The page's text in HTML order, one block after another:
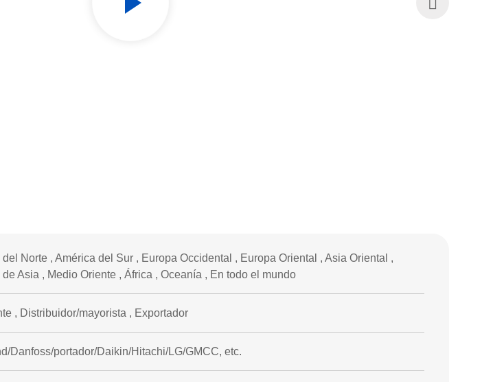
Norte , América del Sur , Europa Occidental , Europa Oriental , Asia Oriental ,
de Asia , Medio Oriente , África , Oceanía , En todo el mundo
, Distribuidor/mayorista , Exportador
Danfoss/portador/Daikin/Hitachi/LG/GMCC, etc.